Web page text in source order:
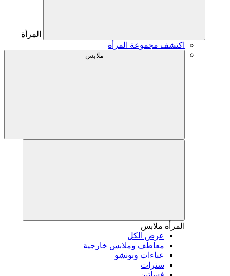
المرأة
اكتشف مجموعة المرأة
ملابس
المرأة ملابس
عرض الكل
معاطف وملابس خارجية
عباءات وبونشو
سترات